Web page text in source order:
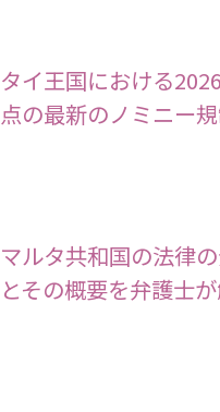
タイ王国における
点の最新のノミニー
マルタ共和国の法律
とその概要を弁護士